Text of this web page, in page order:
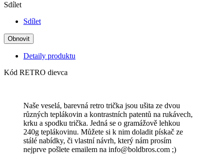
Sdílet
Sdílet
Detaily produktu
Kód RETRO dievca
Naše veselá, barevná retro trička jsou ušita ze dvou
různých teplákovin a kontrastních patentů na rukávech,
krku a spodku trička. Jedná se o gramážově lehkou
240g teplákovinu. Můžete si k nim doladit pískač ze
stálé nabídky, či vlastní návrh, který nám prosím
nejprve pošlete emailem na info@boldbros.com ;)